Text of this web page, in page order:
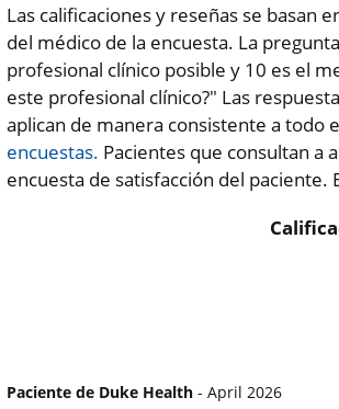
Las calificaciones y reseñas se basan
del médico de la encuesta. La
profesional clínico posible y 10 es el
este profesional clínico?" Las
aplican de manera consistente a todo
encuestas. Pacientes que consultan a
encuesta de satisfacción del
Paciente de Duke Health - April 2026